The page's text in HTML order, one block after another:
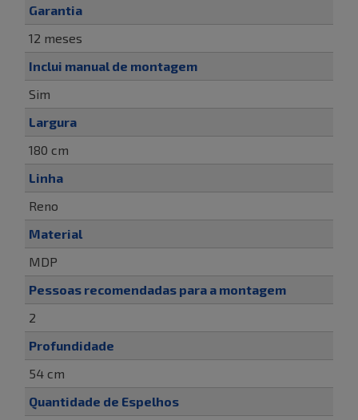
Garantia
12 meses
Inclui manual de montagem
Sim
Largura
180 cm
Linha
Reno
Material
MDP
Pessoas recomendadas para a montagem
2
Profundidade
54 cm
Quantidade de Espelhos